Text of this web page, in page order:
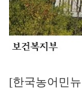
[한국농어민